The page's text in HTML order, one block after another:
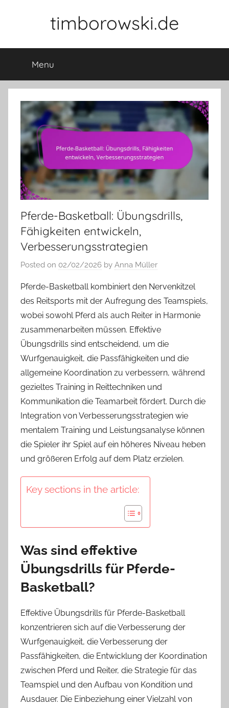
timborowski.de
Menu
Pferde-Basketball: Übungsdrills,
Fähigkeiten entwickeln,
Verbesserungsstrategien
Posted on 02/02/2026 by Anna Müller
Pferde-Basketball kombiniert den Nervenkitzel
des Reitsports mit der Aufregung des Teamspiels,
wobei sowohl Pferd als auch Reiter in Harmonie
zusammenarbeiten müssen. Effektive
Übungsdrills sind entscheidend, um die
Wurfgenauigkeit, die Passfähigkeiten und die
allgemeine Koordination zu verbessern, während
gezieltes Training in Reittechniken und
Kommunikation die Teamarbeit fördert. Durch die
Integration von Verbesserungsstrategien wie
mentalem Training und Leistungsanalyse können
die Spieler ihr Spiel auf ein höheres Niveau heben
und größeren Erfolg auf dem Platz erzielen.
Key sections in the article:
Was sind effektive
Übungsdrills für Pferde-
Basketball?
Effektive Übungsdrills für Pferde-Basketball
konzentrieren sich auf die Verbesserung der
Wurfgenauigkeit, die Verbesserung der
Passfähigkeiten, die Entwicklung der Koordination
zwischen Pferd und Reiter, die Strategie für das
Teamspiel und den Aufbau von Kondition und
Ausdauer. Die Einbeziehung einer Vielzahl von